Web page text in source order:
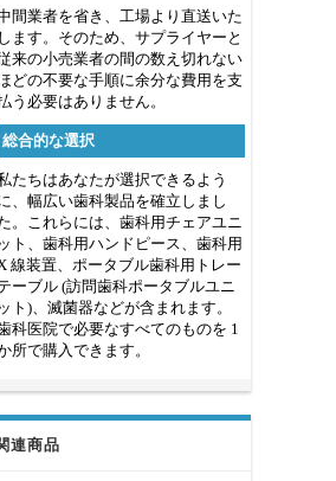
間業者を省き、工場より直送いた
します。そのため、サプライヤーと
来の小売業者の間の数え切れない
どの不要な手順に余分な費用を支
う必要はありません。
総合的な選択
たちはあなたが選択できるよう
、幅広い歯科製品を確立しまし
。これらには、歯科用チェアユニ
ット、歯科用ハンドピース、歯科用
線装置、ポータブル歯科用トレー
ーブル (訪問歯科ポータブルユニ
ット)、滅菌器などが含まれます。
科医院で必要なすべてのものを 1
所で購入できます。
連商品